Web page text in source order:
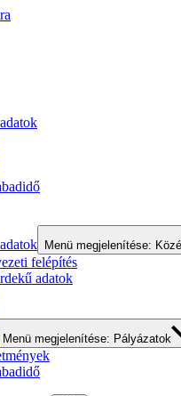
Menü megjelenítése:
felépítés
adatok
Menü megjelenítése: Pályázatok